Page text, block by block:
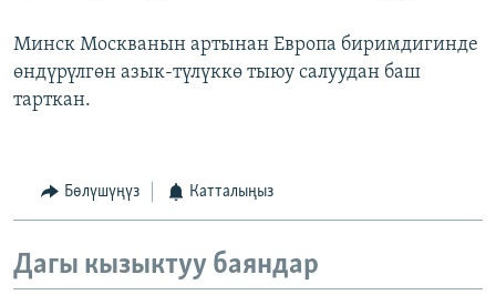
Минск Москванын артынан Европа биримдигинде
өндүрүлгөн азык-түлүккө тыюу салуудан баш
тарткан.
Бөлүшүңүз Катталыңыз
Дагы кызыктуу баяндар